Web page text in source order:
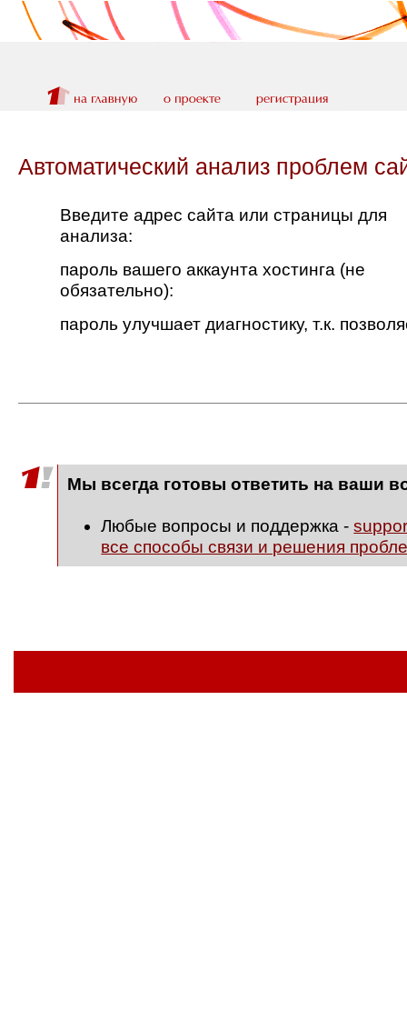
Автоматический анализ проблем
Введите адрес сайта или страницы для
анализа:
пароль вашего аккаунта хостинга (не
обязательно):
пароль улучшает диагностику, т.к.
Мы всегда готовы ответить на ваши
Любые вопросы и поддержка -
все способы связи и решения